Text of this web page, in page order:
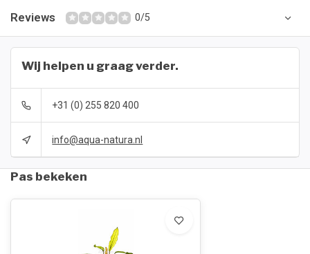
Reviews 0/5
Wij helpen u graag verder.
+31 (0) 255 820 400
info@aqua-natura.nl
Pas bekeken